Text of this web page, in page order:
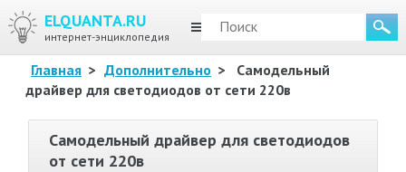
ELQUANTA.RU
интернет-энциклопедия
МЕНЮ
Главная > Дополнительно >
Самодельный
драйвер для светодиодов от сети 220в
Самодельный драйвер для светодиодов
от сети 220в